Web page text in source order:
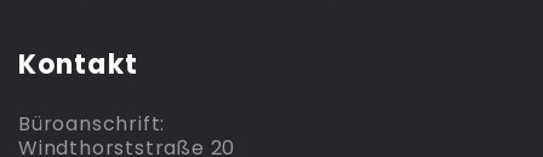
Kontakt
Büroanschrift:
Windthorststraße 20